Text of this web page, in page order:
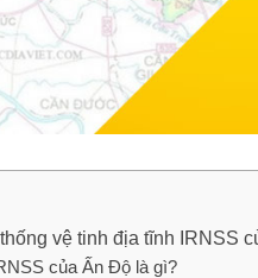
vệ tinh địa tĩnh IRNSS
của Ấn Độ là gì?